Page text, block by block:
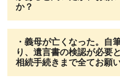
か？
・義母が亡くなった。自
り、遺言書の検認が必要
相続手続きまで全てお願い